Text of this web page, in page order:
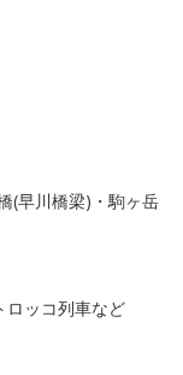
(早川橋梁)・駒ヶ岳
ロッコ列車など